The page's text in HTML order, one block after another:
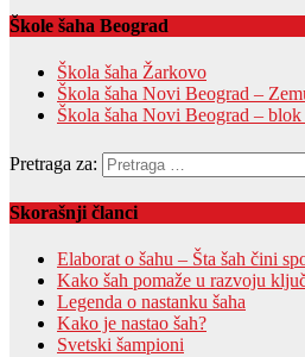
Škole šaha Beograd
Škola šaha Žarkovo
Škola šaha Novi Beograd –
Škola šaha Novi Beograd – blok
Pretraga za:
Skorašnji članci
Elaborat o šahu – Šta šah čini
Kako šah pomaže u razvoju
Legenda o nastanku šaha
Kako je nastao šah?
Svetski šampioni